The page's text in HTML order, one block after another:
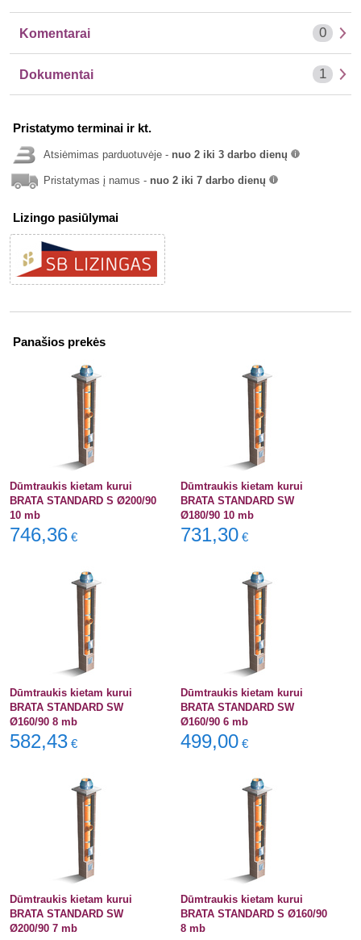
Komentarai 0
Dokumentai 1
Pristatymo terminai ir kt.
Atsiėmimas parduotuvėje - nuo 2 iki 3 darbo dienų
Pristatymas į namus - nuo 2 iki 7 darbo dienų
Lizingo pasiūlymai
Panašios prekės
Dūmtraukis kietam kurui
BRATA STANDARD S Ø200/90
10 mb
746,36 €
Dūmtraukis kietam kurui
BRATA STANDARD SW
Ø180/90 10 mb
731,30 €
Dūmtraukis kietam kurui
BRATA STANDARD SW
Ø160/90 8 mb
582,43 €
Dūmtraukis kietam kurui
BRATA STANDARD SW
Ø160/90 6 mb
499,00 €
Dūmtraukis kietam kurui
BRATA STANDARD SW
Ø200/90 7 mb
Dūmtraukis kietam kurui
BRATA STANDARD S Ø160/90
8 mb